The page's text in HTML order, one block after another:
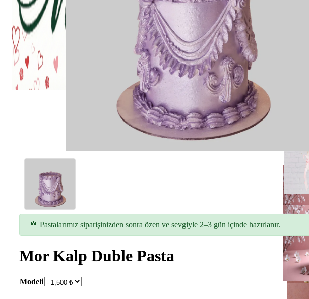
🎂 Pastalarımız siparişinizden sonra özen ve sevgiyle 2–3 gün içinde hazırlanır.
Mor Kalp Duble Pasta
Modeli